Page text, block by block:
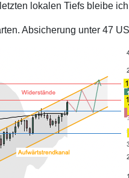
lokalen Tiefs bleibe
Absicherung unter 47